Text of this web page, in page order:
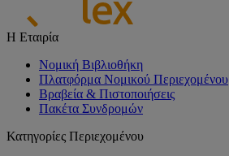
Η Εταιρία
Νομική Βιβλιοθήκη
Πλατφόρμα Νομικού Περιεχομένου
Βραβεία & Πιστοποιήσεις
Πακέτα Συνδρομών
Κατηγορίες Περιεχομένου